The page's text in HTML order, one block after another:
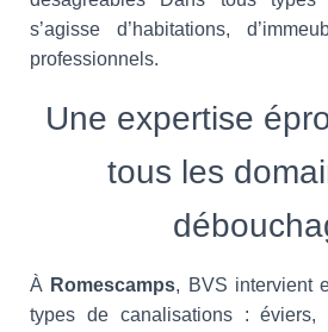
s’agisse d’habitations,
professionnels.
Une expertise
tous les
À Romescamps, BVS intervient
types de canalisations : éviers,